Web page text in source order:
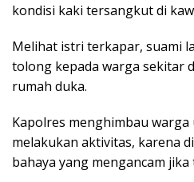
kondisi kaki tersangkut di
Melihat istri terkapar, suami
tolong kepada warga sekitar
rumah duka.
Kapolres menghimbau
melakukan aktivitas, karena
bahaya yang mengancam